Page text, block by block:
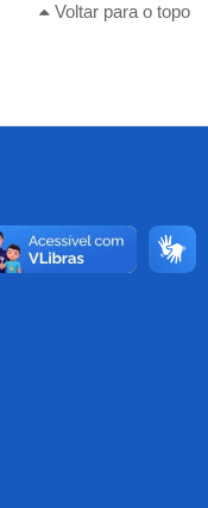
Voltar para o topo